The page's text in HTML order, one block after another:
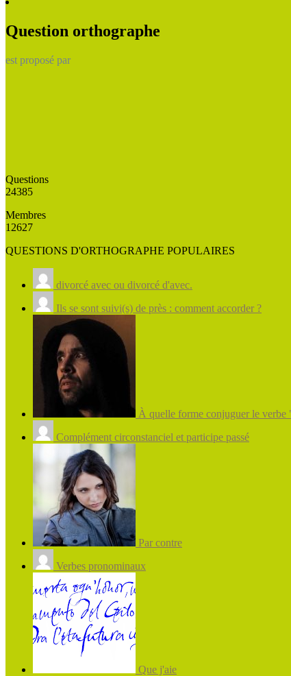
Question orthographe
est proposé par
Questions
24385
Membres
12627
QUESTIONS D'ORTHOGRAPHE POPULAIRES
divorcé avec ou divorcé d'avec.
Ils se sont suivi(s) de près : comment accorder ?
À quelle forme conjuguer le verbe
Complément circonstanciel et participe passé
Par contre
Verbes pronominaux
Que j'aie